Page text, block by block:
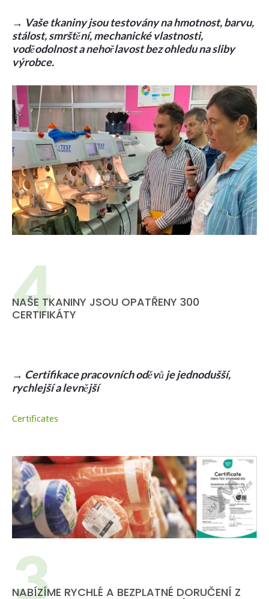
→ Vaše tkaniny jsou testovány na hmotnost, barvu,
stálost, smrštění, mechanické vlastnosti,
voděodolnost a nehořlavost bez ohledu na sliby
výrobce.
NAŠE TKANINY JSOU OPATŘENY 300
CERTIFIKÁTY
→ Certifikace pracovních oděvů je jednodušší,
rychlejší a levnější
Certificates
NABÍZÍME RYCHLÉ A BEZPLATNÉ DORUČENÍ Z